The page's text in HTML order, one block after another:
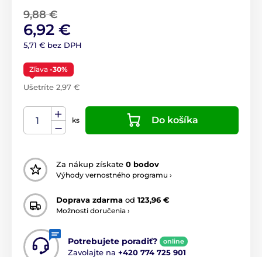
9,88 €
6,92 €
5,71 € bez DPH
Zľava -30%
Ušetríte 2,97 €
ks Do košíka
Za nákup získate 0 bodov
Výhody vernostného programu ›
Doprava zdarma od 123,96 €
Možnosti doručenia ›
Potrebujete poradiť? online
Zavolajte na +420 774 725 901